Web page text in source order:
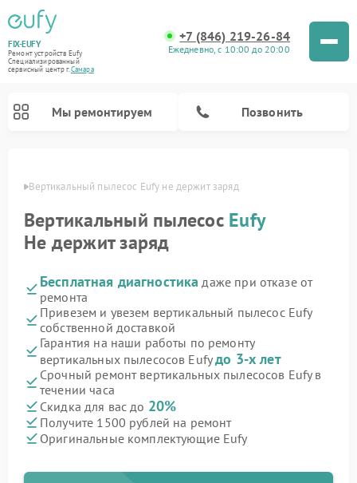
FIX-EUFY
Ремонт устройств Eufy
Специализированный
cервисный центр г.Самара
+7 (846) 219-26-84
Ежедневно, с 10:00 до 20:00
Мы ремонтируем Позвонить
Вертикальный пылесос Eufy не держит заряд
Вертикальный пылесос Eufy
Не держит заряд
Бесплатная диагностика даже при отказе от
ремонта
Привезем и увезем вертикальный пылесос Eufy
собственной доставкой
Гарантия на наши работы по ремонту
вертикальных пылесосов Eufyдо 3-х лет
Срочный ремонт вертикальных пылесосов Eufy в
течении часа
Скидка для вас до 20%
Получите 1500 рублей на ремонт
Оригинальные комплектующие Eufy